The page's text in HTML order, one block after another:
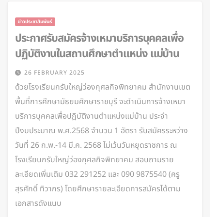
ข่าวประชาสัมพันธ์
ประกาศรับสมัครจ้างเหมาบริการบุคคลเพื่อ
ปฏิบัติงานในสถานศึกษาตำแหน่ง แม่บ้าน
26 FEBRUARY 2025
ด้วยโรงเรียนกรับใหญ่ว่องกุศลกิจพิทยาคม สำนักงานเขต
พื้นที่การศึกษามัธยมศึกษาราชบุรี จะดำเนินการจ้างเหมา
บริการบุคคลเพื่อปฏิบัติงานตำแหน่งแม่บ้าน ประจำ
ปีงบประมาณ พ.ศ.2568 จำนวน 1 อัตรา รับสมัครระหว่าง
วันที่ 26 ก.พ.-14 มี.ค. 2568 ไม่เว้นวันหยุดราชการ ณ
โรงเรียนกรับใหญ่ว่องกุศลกิจพิทยาคม สอบถามราย
ละเอียดเพิ่มเติม 032 291252 และ 090 9875540 (ครู
สุรศักดิ์ ทิวากร) โดยศึกษารายละเอียดการสมัครได้ตาม
เอกสารดังแนบ